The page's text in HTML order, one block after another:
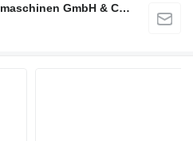
alga Nutzfahrzeug- und Baumaschinen GmbH & Co. KG